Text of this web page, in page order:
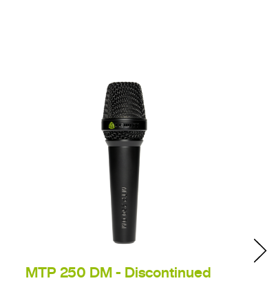
MTP 250 DM - Discontinued